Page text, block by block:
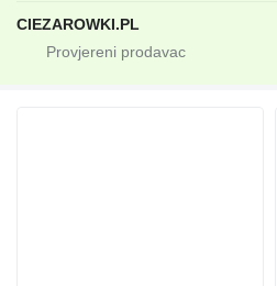
CIEZAROWKI.PL